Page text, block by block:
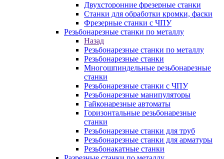
Двухсторонние фрезерные станки
Станки для обработки кромки, фаски
Фрезерные станки с ЧПУ
Резьбонарезные станки по металлу
Назад
Резьбонарезные станки по металлу
Резьбонарезные станки
Многошпиндельные резьбонарезные
станки
Резьбонарезные станки с ЧПУ
Резьбонарезные манипуляторы
Гайконарезные автоматы
Горизонтальные резьбонарезные
станки
Резьбонарезные станки для труб
Резьбонарезные станки для арматуры
Резьбонакатные станки